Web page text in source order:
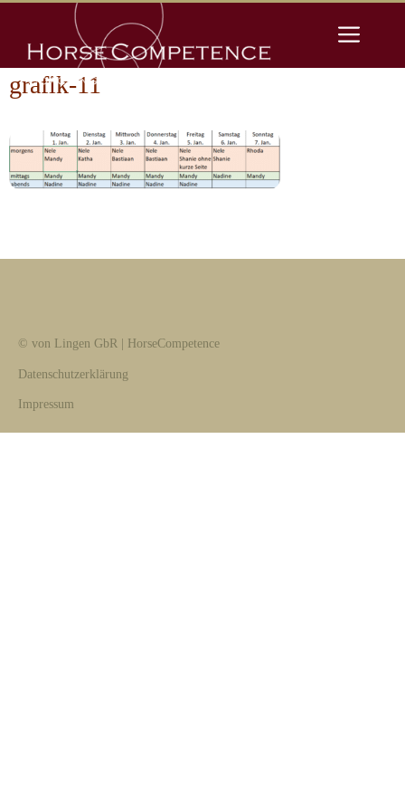
springen
grafik-11
© von Lingen GbR | HorseCompetence
Datenschutzerklärung
Impressum